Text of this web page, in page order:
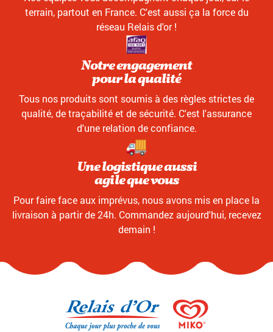
terrain, partout en France. C'est aussi ça la force du
réseau Relais d'or !
Notre engagement
pour la qualité
Tous nos produits sont soumis à des règles strictes de
qualité, de traçabilité et de sécurité. C'est l'assurance
d'une relation de confiance.
Une logistique aussi
agile que vous
Pour faire face aux imprévus, nous avons mis en place la
livraison à partir de 24h. Commandez aujourd'hui, recevez
demain !